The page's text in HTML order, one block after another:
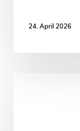
24. April 2026